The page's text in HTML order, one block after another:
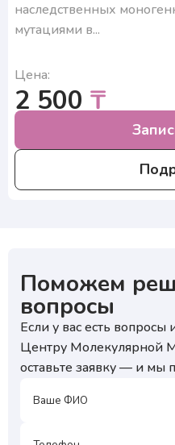
наследственных
мутациями в...
Цена:
2 500 ₸
Поможем
вопросы
Если у вас есть
Центру Молекулярной
оставьте заявку — и мы
₽
Нажимая на кнопку, я
с условиями обработки
подтверждаю согласие на
₽
с условиями обработки
ознакомлен с правилами